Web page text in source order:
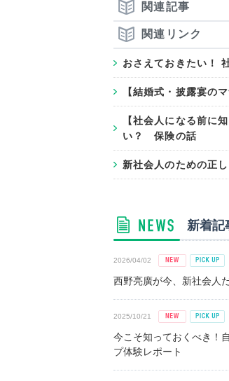
関連記事
関連リンク
おさえておきたい！
【結婚式・披露宴の
【社会人になる前に
い？ 保険の話
新社会人のための正
新着記
2026/04/02
西野亮廣が今、新社会人
2025/10/21
今こそ知っておくべき！
プ体験レポート